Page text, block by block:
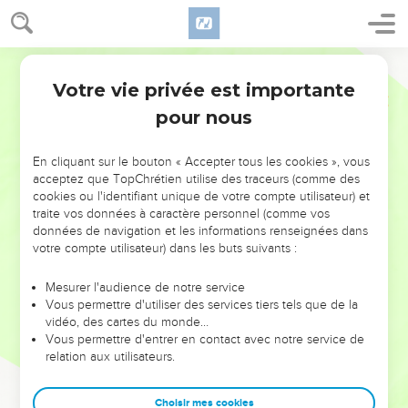
NE MANQUEZ PAS L’ÉVÉNEMENT
DE L’ANNÉE !
ET SI LEURS ERREURS POUVAIENT VOUS ÉVITER LES
VOTRES ?
leur foi ou leur vision. Mais on voit moins les doutes, les erreurs
et les saisons difficiles qu'ils ont traversés, alors même que ce
sont elles qui les ont façonnés.
Dans cette conférence, leaders, entrepreneurs, et responsables
clés pour avancer avec plus de sagesse afin que leurs erreurs
Votre vie privée est importante
pour nous
En cliquant sur le bouton « Accepter tous les cookies », vous
acceptez que TopChrétien utilise des traceurs (comme des
cookies ou l'identifiant unique de votre compte utilisateur) et
traite vos données à caractère personnel (comme vos
données de navigation et les informations renseignées dans
votre compte utilisateur) dans les buts suivants :
Mesurer l'audience de notre service
Vous permettre d'utiliser des services tiers tels que de la
vidéo, des cartes du monde…
Vous permettre d'entrer en contact avec notre service de
relation aux utilisateurs.
Choisir mes cookies